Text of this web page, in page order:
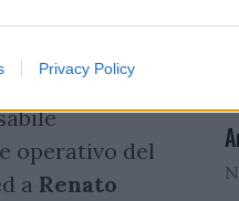
Privacy Policy
la
operativo del
a Renato